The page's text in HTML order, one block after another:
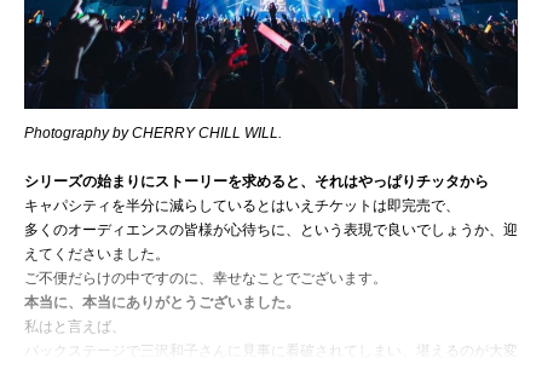
Photography by CHERRY CHILL WILL.
シリーズの始まりにストーリーを求めると、それはやっぱりチッタから
キャパシティを半分に減らしているとはいえチケットは即完売で、
多くのオーディエンスの皆様が心待ちに、という表現で良いでしょうか、迎
えてくださいました。
ご不便だらけの中ですのに、幸せなことでございます。
本当に、本当にありがとうございました。
私はと言えば、
バックステージで三沢和子さんに見事に看破されてしまい、堪えるのが大変